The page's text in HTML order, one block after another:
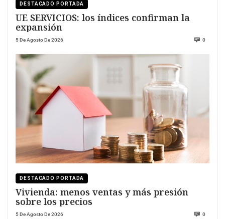
DESTACADO PORTADA
UE SERVICIOS: los índices confirman la
expansión
5 De Agosto De 2026 0
DESTACADO PORTADA
Vivienda: menos ventas y más presión
sobre los precios
5 De Agosto De 2026 0